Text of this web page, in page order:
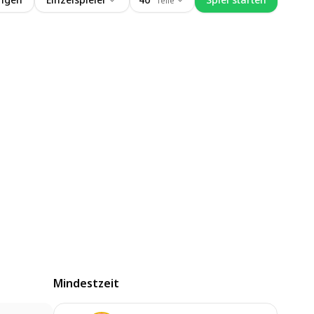
Mindestzeit